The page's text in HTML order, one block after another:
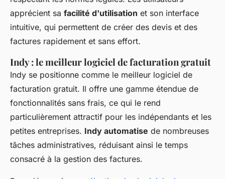
apprécient sa facilité d'utilisation et son interface
intuitive, qui permettent de créer des devis et des
factures rapidement et sans effort.
Indy : le meilleur logiciel de facturation gratuit
Indy se positionne comme le meilleur logiciel de
facturation gratuit. Il offre une gamme étendue de
fonctionnalités sans frais, ce qui le rend
particulièrement attractif pour les indépendants et les
petites entreprises. Indy automatise de nombreuses
tâches administratives, réduisant ainsi le temps
consacré à la gestion des factures.